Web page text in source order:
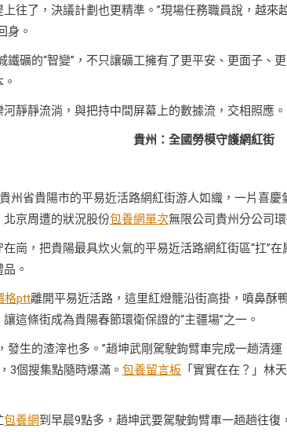
往了，決議計劃也更精準。”現場任務職員說，越
身。
鐵礦的“智變”，不只讓礦工擁有了更平安、更面子
靜靜流淌，與把持中間屏幕上的數據流，交相照應。
貴州：全國勞模守護網紅街
州省貴陽市的平易近活路網紅街游人如織，一片喜慶
京周遭的狀況股份包養網單次無限公司貴州分公司
崗，把貴陽最具炊火氣的平易近活路網紅街區“扛”
。
格ptt離開平易近活路，這里紅燈籠沿街高掛，噴鼻酥
這條街成為貴陽春節環衛保證的“主疆場”之一。
發生的渣滓也多。”趙坤武剛駕駛鉤臂車完成一趟清
3個搜集點隨時爆滿。 包養留言板 「實實在在？」林
包養網到早晨9點多，趙坤武要駕駛鉤臂車一趟趟往